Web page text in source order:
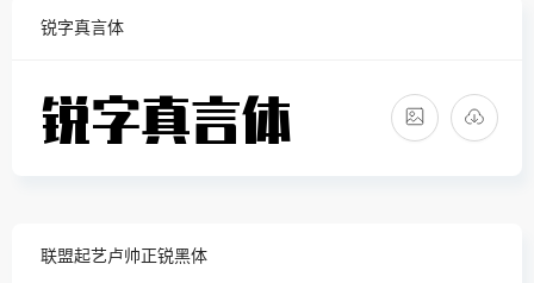
锐字真言体
联盟起艺卢帅正锐黑体